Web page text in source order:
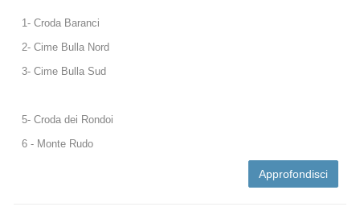
1- Croda Baranci
2- Cime Bulla Nord
3- Cime Bulla Sud
5- Croda dei Rondoi
6 - Monte Rudo
Approfondisci